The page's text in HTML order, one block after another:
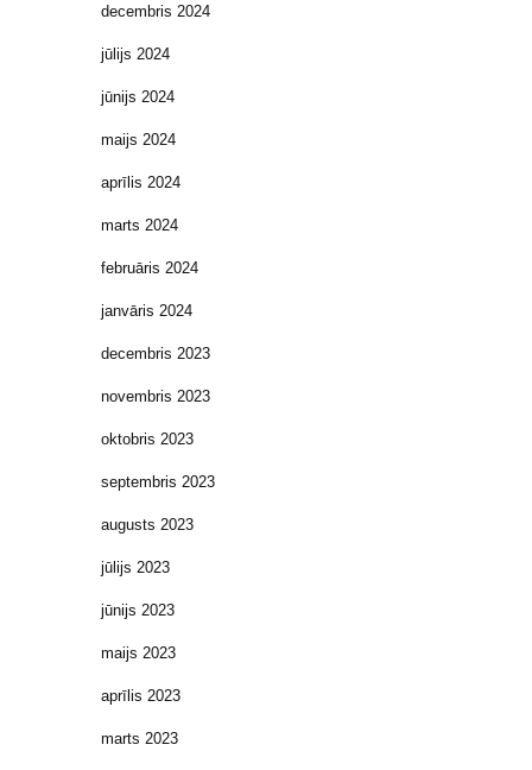
decembris 2024
jūlijs 2024
jūnijs 2024
maijs 2024
aprīlis 2024
marts 2024
februāris 2024
janvāris 2024
decembris 2023
novembris 2023
oktobris 2023
septembris 2023
augusts 2023
jūlijs 2023
jūnijs 2023
maijs 2023
aprīlis 2023
marts 2023